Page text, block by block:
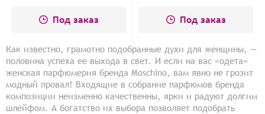
Под заказ Под заказ
Как известно, грамотно подобранные духи для женщины, —
половина успеха ее выхода в свет. И если на вас «одета»
женская парфюмерия бренда Moschino, вам явно не грозит
модный провал! Входящие в собрание парфюмов бренда
композиции неизменно качественны, ярки и радуют долгим
шлейфом. А богатство их выбора позволяет подобрать